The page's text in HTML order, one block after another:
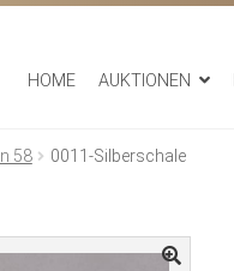
HOME AUKTIONEN
58 0011-Silberschale